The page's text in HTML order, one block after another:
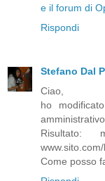
e il forum di
Rispondi
Stefano Dal
Ciao,
ho
Come posso